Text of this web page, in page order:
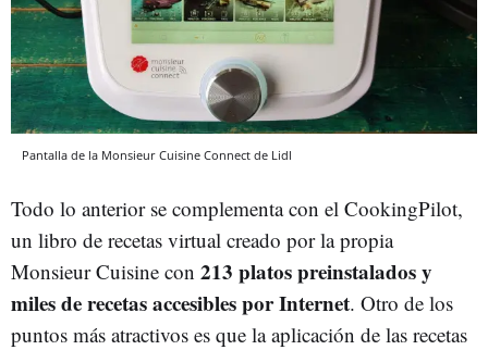
Pantalla de la Monsieur Cuisine Connect de Lidl
Todo lo anterior se complementa con el CookingPilot,
un libro de recetas virtual creado por la propia
Monsieur Cuisine con 213 platos preinstalados y
miles de recetas accesibles por Internet. Otro de los
puntos más atractivos es que la aplicación de las recetas